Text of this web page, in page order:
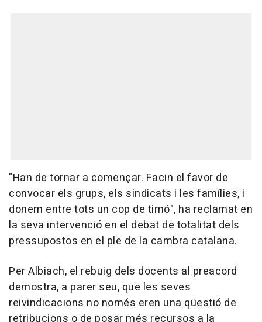
"Han de tornar a començar. Facin el favor de
convocar els grups, els sindicats i les famílies, i
donem entre tots un cop de timó", ha reclamat en
la seva intervenció en el debat de totalitat dels
pressupostos en el ple de la cambra catalana.
Per Albiach, el rebuig dels docents al preacord
demostra, a parer seu, que les seves
reivindicacions no només eren una qüestió de